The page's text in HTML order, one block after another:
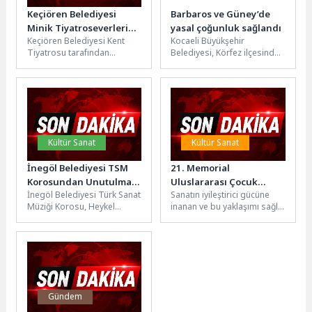
Keçiören Belediyesi
Minik Tiyatroseverleri
“Cesur Balık” ile
Buluşturdu
Keçiören Belediyesi Kent
Tiyatrosu tarafından
tiyatro gösterisi, Necip Fazıl
Kısakürek Tiyatro...
Barbaros ve Güney’de
yasal çoğunluk sağlandı
Kocaeli Büyükşehir
Belediyesi, Körfez ilçesinde
dirençli hale getirecek
kentsel dönüşüm
projesinde...
Kültür Sanat
İnegöl Belediyesi TSM
Korosundan Unutulmaz
Konser
İnegöl Belediyesi Türk Sanat
Müziği Korosu, Heykel
konserle vatandaşlara müzik
dolu bir akşam...
Kültür Sanat
21. Memorial
Uluslararası Çocuk
Resim Yarışması İçin Son
Başvuru 25 Mayıs
Sanatın iyileştirici gücüne
inanan ve bu yaklaşımı sağlık
Gündem